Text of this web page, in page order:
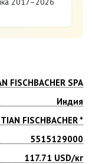
FISCHBACHER SPA
Индия
FISCHBACHER *
5515129000
117.71 USD/кг